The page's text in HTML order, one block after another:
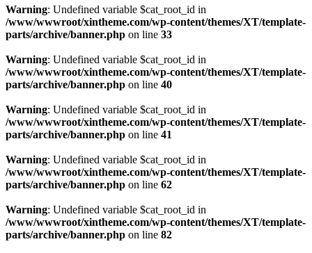
Warning: Undefined variable $cat_root_id in
/www/wwwroot/xintheme.com/wp-content/themes/XT/template-
parts/archive/banner.php on line 33
Warning: Undefined variable $cat_root_id in
/www/wwwroot/xintheme.com/wp-content/themes/XT/template-
parts/archive/banner.php on line 40
Warning: Undefined variable $cat_root_id in
/www/wwwroot/xintheme.com/wp-content/themes/XT/template-
parts/archive/banner.php on line 41
Warning: Undefined variable $cat_root_id in
/www/wwwroot/xintheme.com/wp-content/themes/XT/template-
parts/archive/banner.php on line 62
Warning: Undefined variable $cat_root_id in
/www/wwwroot/xintheme.com/wp-content/themes/XT/template-
parts/archive/banner.php on line 82